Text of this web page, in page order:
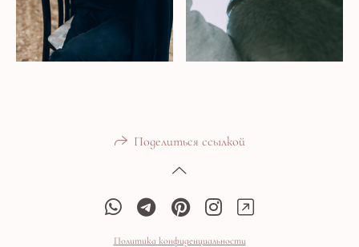
Поделиться ссылкой
Политика конфиденциальности